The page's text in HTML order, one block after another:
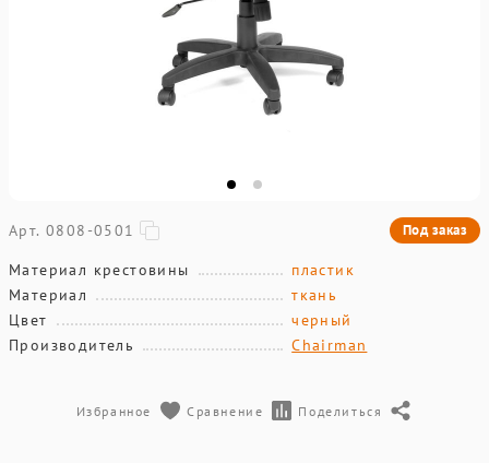
Арт. 0808-0501 Под заказ
Материал крестовины
пластик
Материал
ткань
Цвет
черный
Производитель
Chairman
Избранное Сравнение Поделиться